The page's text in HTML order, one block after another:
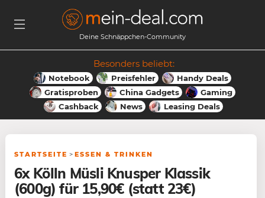
Deine Schnäppchen-Community
Besonders beliebt:
Notebook Preisfehler
Handy Deals
Gratisproben
China Gadgets
Gaming
Cashback
News Leasing Deals
STARTSEITE > ESSEN & TRINKEN
6x Kölln Müsli Knusper Klassik
(600g) für 15,90€ (statt 23€)